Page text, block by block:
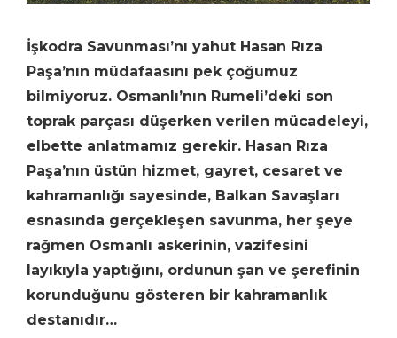
İşkodra Savunması’nı yahut Hasan Rıza
Paşa’nın müdafaasını pek çoğumuz
bilmiyoruz. Osmanlı’nın Rumeli’deki son
toprak parçası düşerken verilen mücadeleyi,
elbette anlatmamız gerekir. Hasan Rıza
Paşa’nın üstün hizmet, gayret, cesaret ve
kahramanlığı sayesinde, Balkan Savaşları
esnasında gerçekleşen savunma, her şeye
rağmen Osmanlı askerinin, vazifesini
layıkıyla yaptığını, ordunun şan ve şerefinin
korunduğunu gösteren bir kahramanlık
destanıdır…